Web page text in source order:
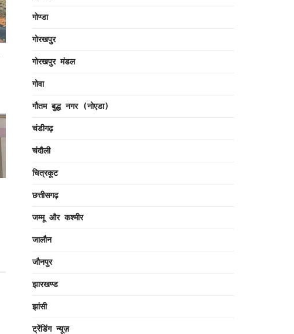
गोण्डा
गोरखपुर
गोरखपुर मंडल
गोवा
गौतम बुद्ध नगर (नोएडा)
चंडीगढ़
चंदौली
चित्रकूट
छत्तीसगढ़
जम्मू और कश्मीर
जालौन
जौनपुर
झारखण्ड
झांसी
ट्रेंडिंग न्यूज़